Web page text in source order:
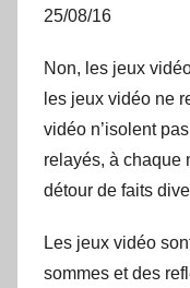
25/08/16
Non, les jeux
les jeux vidéo ne
vidéo n’isolent
relayés, à chaque
détour de faits
Les jeux vidéo
sommes et des